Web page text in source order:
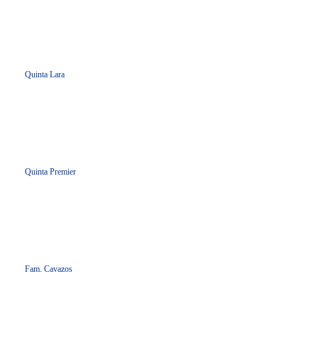
Quinta Lara
Quinta Premier
Fam. Cavazos